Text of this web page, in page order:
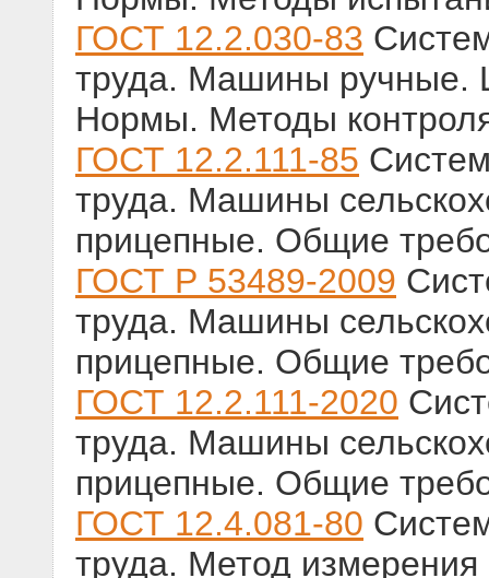
ГОСТ 12.2.030-83
труда. Машины ручные.
Нормы. Методы
ГОСТ 12.2.111-85
труда. Машины
прицепные. Общие
ГОСТ Р 53489-2009
труда. Машины
прицепные. Общие
ГОСТ 12.2.111-2020
труда. Машины
прицепные. Общие
ГОСТ 12.4.081-80
труда. Метод измерения